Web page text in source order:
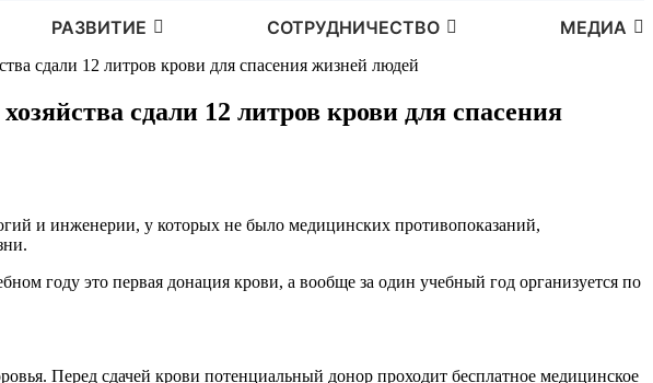
РАЗВИТИЕ СОТРУДНИЧЕСТВО МЕДИА
сдали 12 литров крови для спасения жизней людей
сдали 12 литров крови для спасения
и инженерии, у которых не было медицинских противопоказаний,
году это первая донация крови, а вообще за один учебный год организуется по
Перед сдачей крови потенциальный донор проходит бесплатное медицинское